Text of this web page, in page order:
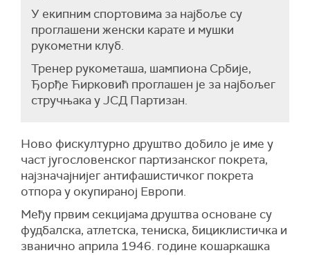
У екипним спортовима за најбоље су
проглашени женски карате и мушки
рукометни клуб.
Тренер рукометаша, шампиона Србије,
Ђорђе Ћирковић проглашен је за најбољег
стручњака у ЈСД Партизан.
Ново фискултурно друштво добило је име у
част југословенског партизанског покрета,
најзначајнијег антифашистичког покрета
отпора у окупираној Европи.
Међу првим секцијама друштва основане су
фудбалска, атлетска, тениска, бициклистичка и
званично априла 1946. године кошаркашка